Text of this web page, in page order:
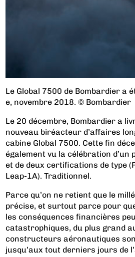
Le Global 7500 de Bombardier a
e, novembre 2018. © Bombardier
Le 20 décembre, Bombardier a
nouveau biréacteur d’affaires
cabine Global 7500. Cette fin
également vu la célébration d’un
et de deux certifications de type
Leap-1A). Traditionnel.
Parce qu’on ne retient que le
précise, et surtout parce pour
les conséquences financières
catastrophiques, du plus grand
constructeurs aéronautiques
jusqu’aux tout derniers jours de